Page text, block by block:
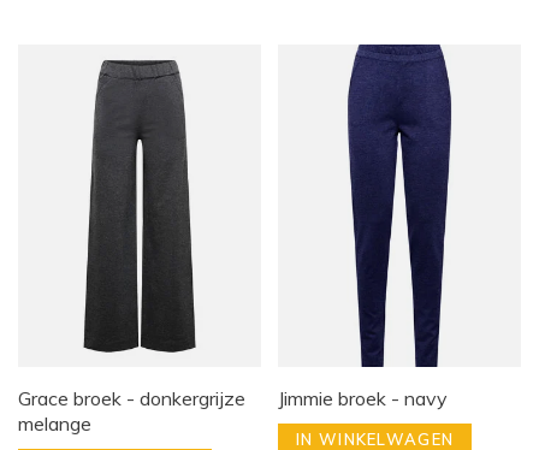
Grace broek - donkergrijze
melange
Jimmie broek - navy
IN WINKELWAGEN